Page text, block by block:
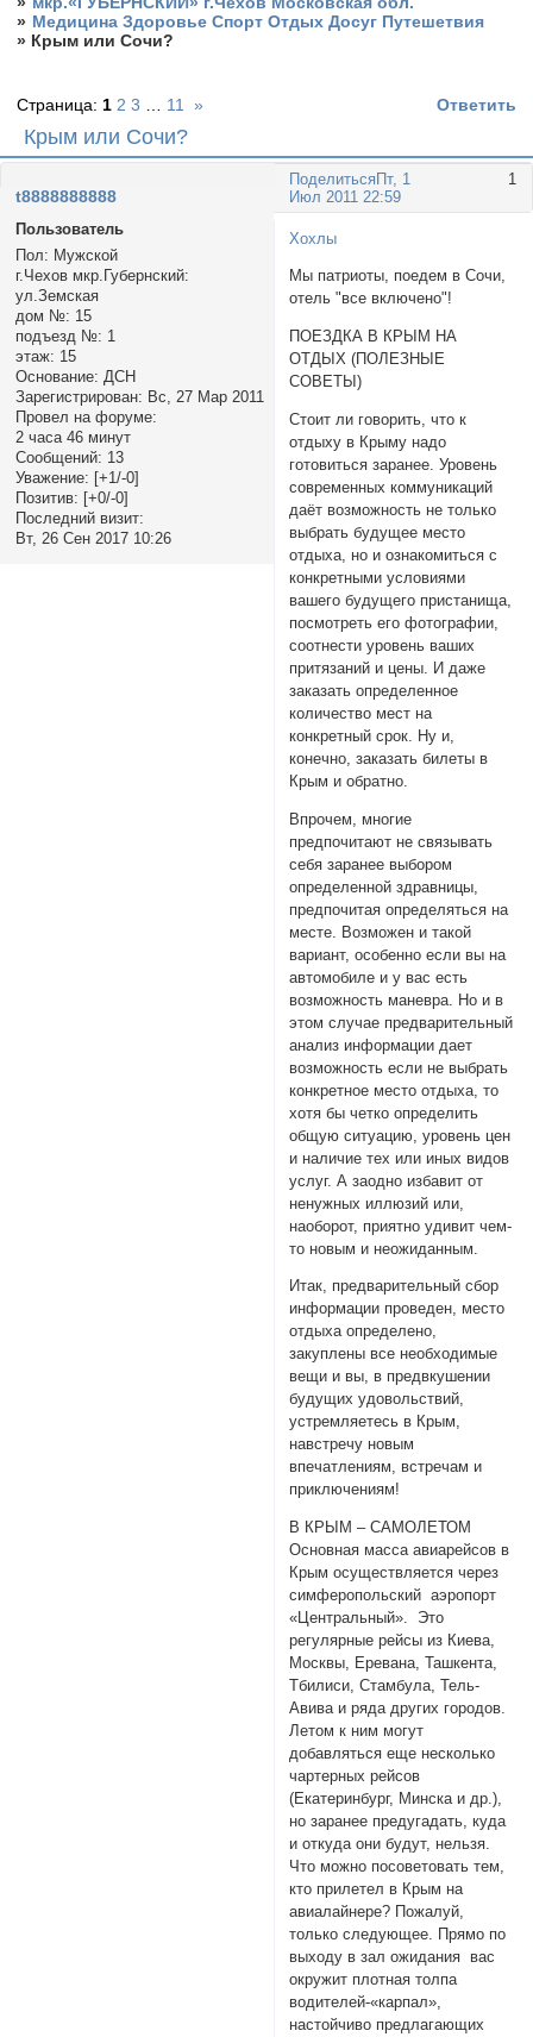
» Медицина Здоровье Спорт Отдых Досуг Путешетвия
» Крым или Сочи?
Крым или Сочи?
Страница: 1 2 3 11 » Ответить
Поделиться 1
Пт, 1
Июл 2011 22:59
t8888888888
Пользователь
Пол: Мужской
г.Чехов мкр.Губернский:
ул.Земская
дом №: 15
подъезд №: 1
этаж: 15
Основание: ДСН
Зарегистрирован: Вс, 27 Мар 2011
Провел на форуме:
2 часа 46 минут
Сообщений: 13
Уважение: [+1/-0]
Позитив: [+0/-0]
Последний визит:
Вт, 26 Сен 2017 10:26
Хохлы
Мы патриоты, поедем в Сочи,
отель "все включено"!
ПОЕЗДКА В КРЫМ НА
ОТДЫХ (ПОЛЕЗНЫЕ
СОВЕТЫ)
Стоит ли говорить, что к
отдыху в Крыму надо
готовиться заранее. Уровень
современных коммуникаций
даёт возможность не только
выбрать будущее место
отдыха, но и ознакомиться с
конкретными условиями
вашего будущего пристанища,
посмотреть его фотографии,
соотнести уровень ваших
притязаний и цены. И даже
заказать определенное
количество мест на
конкретный срок. Ну и,
конечно, заказать билеты в
Крым и обратно.
Впрочем, многие
предпочитают не связывать
себя заранее выбором
определенной здравницы,
предпочитая определяться на
месте. Возможен и такой
вариант, особенно если вы на
автомобиле и у вас есть
возможность маневра. Но и в
этом случае предварительный
анализ информации дает
возможность если не выбрать
конкретное место отдыха, то
хотя бы четко определить
общую ситуацию, уровень цен
и наличие тех или иных видов
услуг. А заодно избавит от
ненужных иллюзий или,
наоборот, приятно удивит чем-
то новым и неожиданным.
Итак, предварительный сбор
информации проведен, место
отдыха определено,
закуплены все необходимые
вещи и вы, в предвкушении
будущих удовольствий,
устремляетесь в Крым,
навстречу новым
впечатлениям, встречам и
приключениям!
В КРЫМ – САМОЛЕТОМ
Основная масса авиарейсов в
Крым осуществляется через
симферопольский аэропорт
«Центральный». Это
регулярные рейсы из Киева,
Москвы, Еревана, Ташкента,
Тбилиси, Стамбула, Тель-
Авива и ряда других городов.
Летом к ним могут
добавляться еще несколько
чартерных рейсов
(Екатеринбург, Минска и др.),
но заранее предугадать, куда
и откуда они будут, нельзя.
Что можно посоветовать тем,
кто прилетел в Крым на
авиалайнере? Пожалуй,
только следующее. Прямо по
выходу в зал ожидания вас
окружит плотная толпа
водителей-«карпал»,
настойчиво предлагающих